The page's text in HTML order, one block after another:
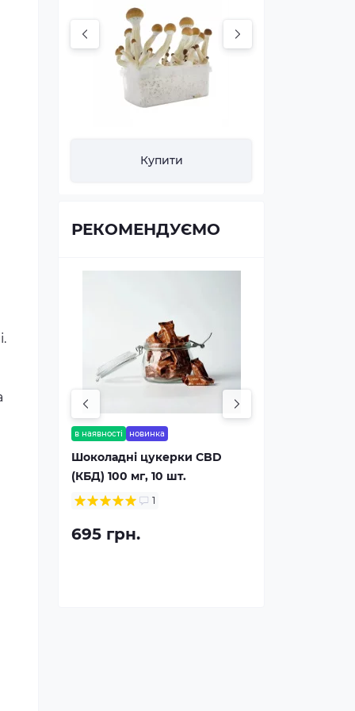
Купити
РЕКОМЕНДУЄМО
в наявності новинка
Шоколадні цукерки CBD
(КБД) 100 мг, 10 шт.
1
695 грн.